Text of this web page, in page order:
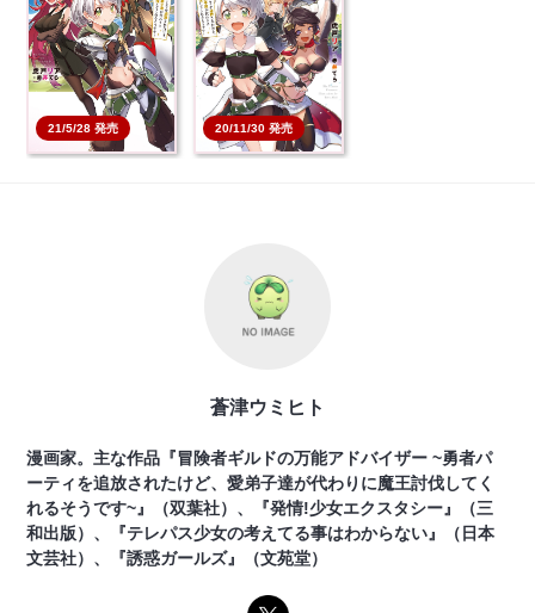
21/5/28 発売
ドバイザー ～勇者パ
ー…
本を買う
20/11/30 発売
ドバイザー ～勇者パ
ー…
本を買う
蒼津ウミヒト
漫画家。主な作品『冒険者ギルドの万能アドバイザー ~勇者パ
ーティを追放されたけど、愛弟子達が代わりに魔王討伐してく
れるそうです~』（双葉社）、『発情!少女エクスタシー』（三
和出版）、『テレパス少女の考えてる事はわからない』（日本
文芸社）、『誘惑ガールズ』（文苑堂）